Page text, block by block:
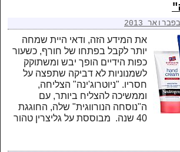
את המידע הזה, ודאי היית שמחה
יותר לקבל בפתחו של חורף, כשעור
כפות הידיים הופך יבש ומשתוקק
לשמנוניות לא דביקה שתפצה על
חסריו. "ניוטרוג'ינה" הצליחה,
וממשיכה להצליח ביותר, עם
ה"נוסחה הנורווגית" שלה, החוגגת
40 שנה. מבוססת על גליצרין טהור